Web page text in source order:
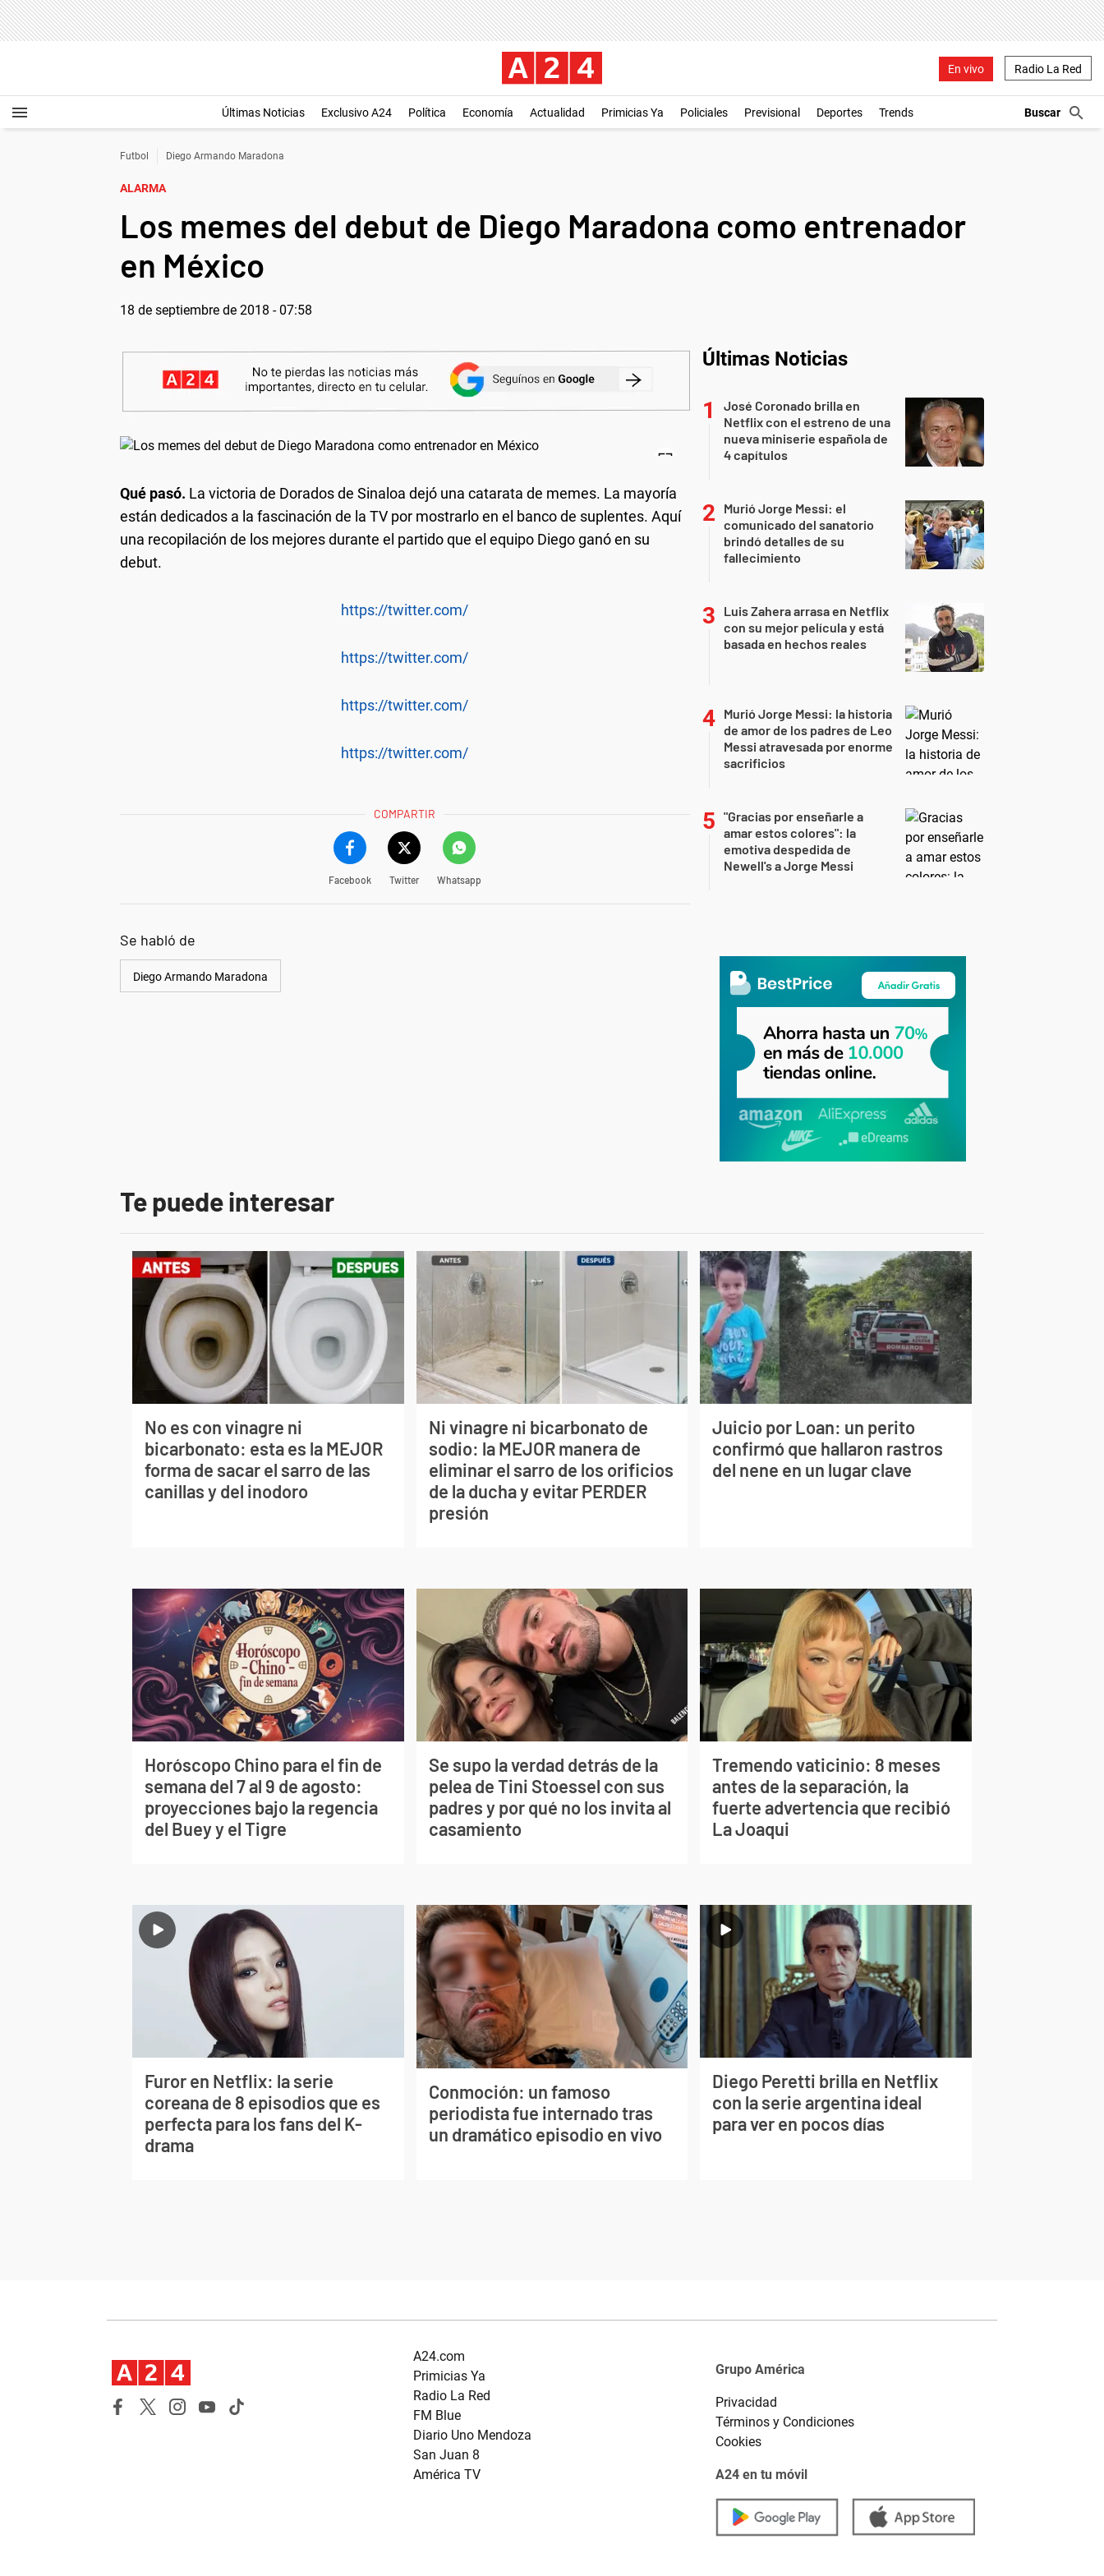
En vivo Radio La Red
Últimas Noticias Exclusivo A24 Política Economía Actualidad Primicias Ya Policiales Previsional Deportes Trends
Futbol Diego Armando Maradona
ALARMA
Los memes del debut de Diego Maradona como entrenador
en México
18 de septiembre de 2018 - 07:58
Qué pasó. La victoria de Dorados de Sinaloa dejó una catarata de memes. La mayoría
están dedicados a la fascinación de la TV por mostrarlo en el banco de suplentes. Aquí
una recopilación de los mejores durante el partido que el equipo Diego ganó en su
debut.
https://twitter.com/
https://twitter.com/
https://twitter.com/
https://twitter.com/
COMPARTIR
Facebook Twitter Whatsapp
Se habló de
Diego Armando Maradona
Últimas Noticias
José Coronado brilla en
Netflix con el estreno de una
nueva miniserie española de
4 capítulos
Murió Jorge Messi: el
comunicado del sanatorio
brindó detalles de su
fallecimiento
Luis Zahera arrasa en Netflix
con su mejor película y está
basada en hechos reales
Murió Jorge Messi: la historia
de amor de los padres de Leo
Messi atravesada por enorme
sacrificios
"Gracias por enseñarle a
amar estos colores": la
emotiva despedida de
Newell's a Jorge Messi
Te puede interesar
No es con vinagre ni
bicarbonato: esta es la MEJOR
forma de sacar el sarro de las
canillas y del inodoro
Ni vinagre ni bicarbonato de
sodio: la MEJOR manera de
eliminar el sarro de los orificios
de la ducha y evitar PERDER
presión
Juicio por Loan: un perito
confirmó que hallaron rastros
del nene en un lugar clave
Horóscopo Chino para el fin de
semana del 7 al 9 de agosto:
proyecciones bajo la regencia
del Buey y el Tigre
Se supo la verdad detrás de la
pelea de Tini Stoessel con sus
padres y por qué no los invita al
casamiento
Tremendo vaticinio: 8 meses
antes de la separación, la
fuerte advertencia que recibió
La Joaqui
Furor en Netflix: la serie
coreana de 8 episodios que es
perfecta para los fans del K-
drama
Conmoción: un famoso
periodista fue internado tras
un dramático episodio en vivo
Diego Peretti brilla en Netflix
con la serie argentina ideal
para ver en pocos días
A24.com
Primicias Ya
Radio La Red
FM Blue
Diario Uno Mendoza
San Juan 8
América TV
Grupo América
Privacidad
Términos y Condiciones
Cookies
A24 en tu móvil